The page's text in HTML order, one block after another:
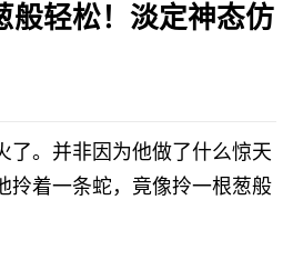
般轻松！淡定神态仿
了。并非因为他做了什么惊天
拎着一条蛇，竟像拎一根葱般